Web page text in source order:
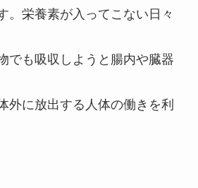
。栄養素が入ってこない日々
でも吸収しようと腸内や臓器
外に放出する人体の働きを利